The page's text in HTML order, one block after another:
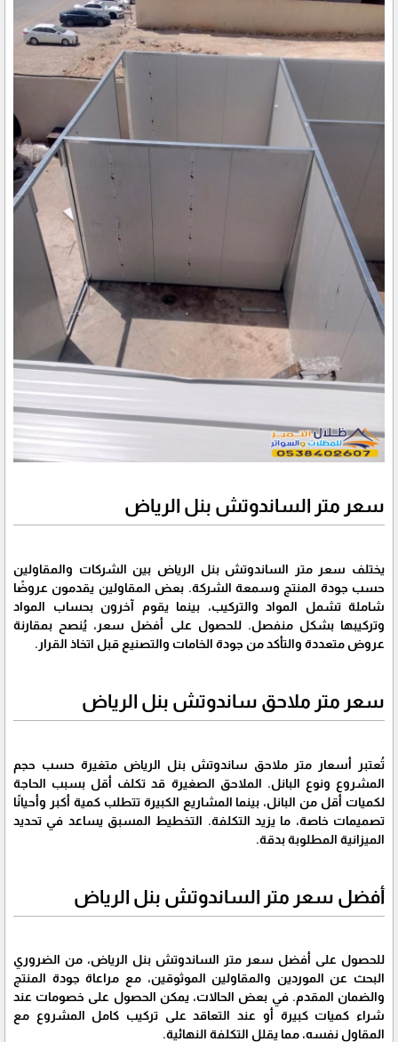
سعر متر الساندوتش بنل الرياض
يختلف سعر متر الساندوتش بنل الرياض بين الشركات والمقاولين
حسب جودة المنتج وسمعة الشركة. بعض المقاولين يقدمون عروضًا
شاملة تشمل المواد والتركيب، بينما يقوم آخرون بحساب المواد
وتركيبها بشكل منفصل. للحصول على أفضل سعر، يُنصح بمقارنة
عروض متعددة والتأكد من جودة الخامات والتصنيع قبل اتخاذ القرار.
سعر متر ملاحق ساندوتش بنل الرياض
تُعتبر أسعار متر ملاحق ساندوتش بنل الرياض متغيرة حسب حجم
المشروع ونوع البانل. الملاحق الصغيرة قد تكلف أقل بسبب الحاجة
لكميات أقل من البانل، بينما المشاريع الكبيرة تتطلب كمية أكبر وأحيانًا
تصميمات خاصة، ما يزيد التكلفة. التخطيط المسبق يساعد في تحديد
الميزانية المطلوبة بدقة.
أفضل سعر متر الساندوتش بنل الرياض
للحصول على أفضل سعر متر الساندوتش بنل الرياض، من الضروري
البحث عن الموردين والمقاولين الموثوقين، مع مراعاة جودة المنتج
والضمان المقدم. في بعض الحالات، يمكن الحصول على خصومات عند
شراء كميات كبيرة أو عند التعاقد على تركيب كامل المشروع مع
المقاول نفسه، مما يقلل التكلفة النهائية.